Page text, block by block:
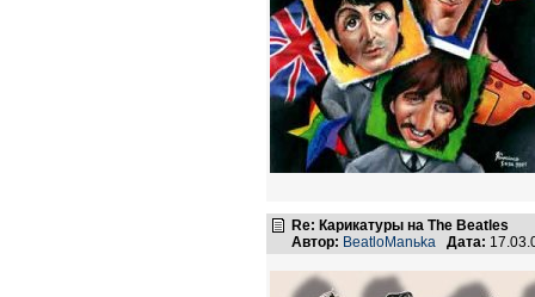
Re: Карикатуры на The Beatles
Автор: BeatloManьka Дата: